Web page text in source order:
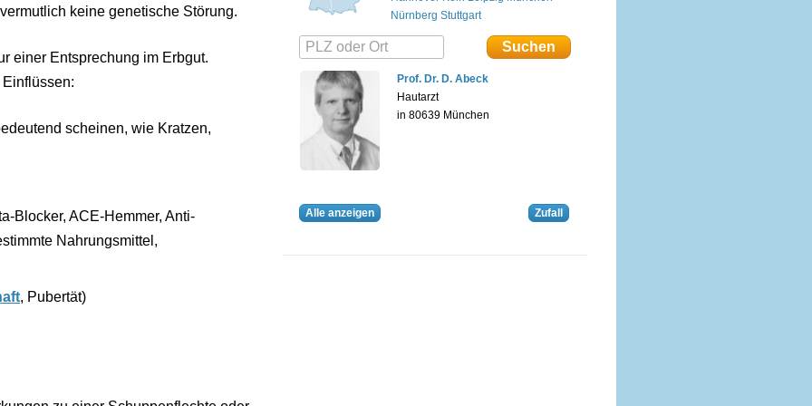
keine genetische Störung.
einer Entsprechung im Erbgut.
scheinen, wie Kratzen,
Blocker, ACE-Hemmer, Anti-
Nahrungsmittel,
, Pubertät)
Nürnberg Stuttgart
Prof. Dr. D. Abeck
Hautarzt
in 80639 München
Alle anzeigen Zufall